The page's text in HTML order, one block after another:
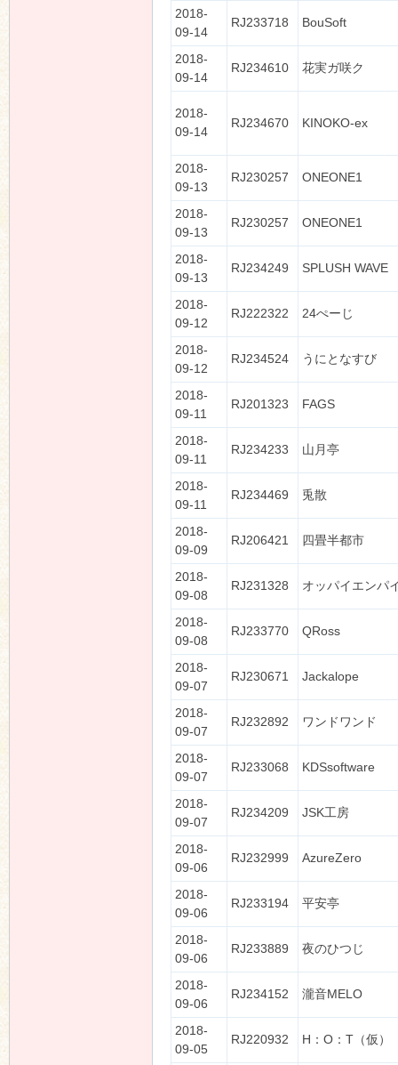
2018-
09-14
RJ233718 BouSoft
2018-
09-14
RJ234610 花実ガ咲ク
2018-
09-14
RJ234670 KINOKO-ex
2018-
09-13
RJ230257 ONEONE1
2018-
09-13
RJ230257 ONEONE1
2018-
09-13
RJ234249 SPLUSH WAVE
2018-
09-12
RJ222322 24ぺーじ
2018-
09-12
RJ234524 うにとなすび
2018-
09-11
RJ201323 FAGS
2018-
09-11
RJ234233 山月亭
2018-
09-11
RJ234469 兎散
2018-
09-09
RJ206421 四畳半都市
2018-
09-08
RJ231328 オッパイエンパ
2018-
09-08
RJ233770 QRoss
2018-
09-07
RJ230671 Jackalope
2018-
09-07
RJ232892 ワンドワンド
2018-
09-07
RJ233068 KDSsoftware
2018-
09-07
RJ234209 JSK工房
2018-
09-06
RJ232999 AzureZero
2018-
09-06
RJ233194 平安亭
2018-
09-06
RJ233889 夜のひつじ
2018-
09-06
RJ234152 瀧音MELO
2018-
09-05
RJ220932 H：O：T（仮）